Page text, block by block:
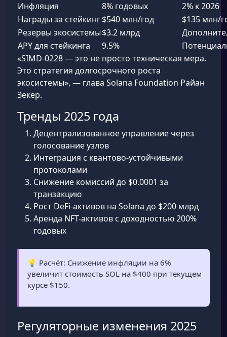
Инфляция
8% годовых
2% к 2026
Награды за стейкинг$540 млн/год
$135 млн/
Резервы экосистемы$3.2 млрд
APY для стейкинга
9.5%
«SIMD-0228 — это не просто техническая мера.
Это стратегия долгосрочного роста
экосистемы», — глава Solana Foundation Райан
Зекер.
Тренды 2025 года
Децентрализованное управление через
голосование узлов
Интеграция с квантово-устойчивыми
протоколами
Снижение комиссий до $0.0001 за
транзакцию
Рост DeFi-активов на Solana до $200 млрд
Аренда NFT-активов с доходностью 200%
годовых
💡 Расчёт: Снижение инфляции на 6%
увеличит стоимость SOL на $400 при текущем
курсе $150.
Регуляторные изменения 2025